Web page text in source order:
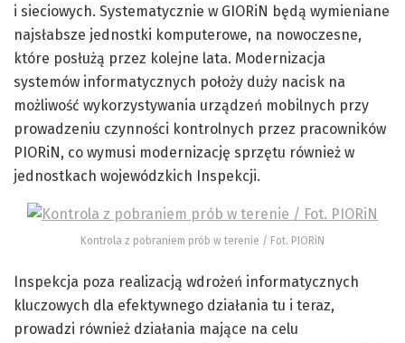
i sieciowych. Systematycznie w GIORiN będą wymieniane
najsłabsze jednostki komputerowe, na nowoczesne,
które posłużą przez kolejne lata. Modernizacja
systemów informatycznych położy duży nacisk na
możliwość wykorzystywania urządzeń mobilnych przy
prowadzeniu czynności kontrolnych przez pracowników
PIORiN, co wymusi modernizację sprzętu również w
jednostkach wojewódzkich Inspekcji.
Kontrola z pobraniem prób w terenie / Fot. PIORiN
Inspekcja poza realizacją wdrożeń informatycznych
kluczowych dla efektywnego działania tu i teraz,
prowadzi również działania mające na celu